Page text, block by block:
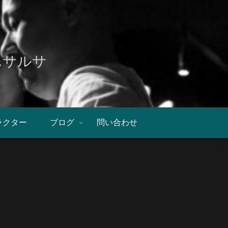
ルサ
クター ブログ 問い合わせ